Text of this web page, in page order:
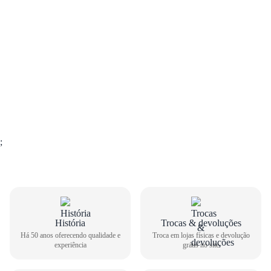
GUIA DE TAMANHOS
;
História
Há 50 anos oferecendo qualidade e
experiência
Trocas & devoluções
Troca em lojas físicas e devolução
grátis no site